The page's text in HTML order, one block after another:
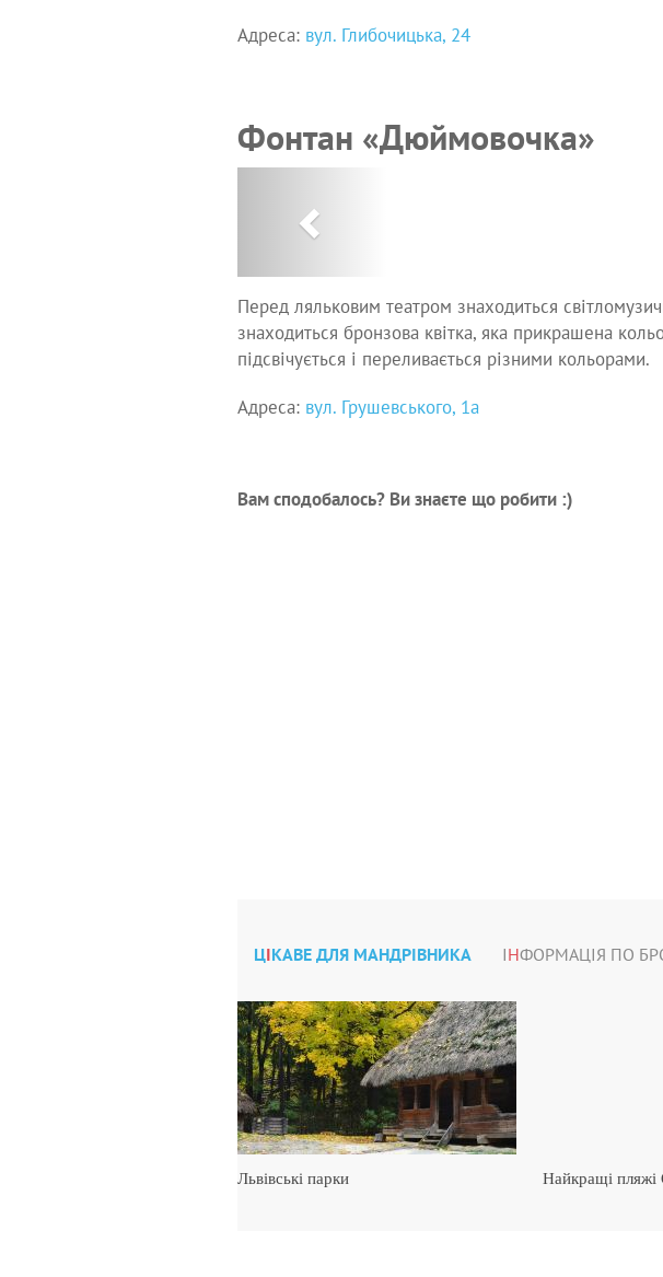
Адреса: вул. Глибочицька, 24
Фонтан «Дюймовочка»
Перед ляльковим театром знаходиться
знаходиться бронзова квітка, яка прикрашена
підсвічується і переливається різними кольорами.
Адреса: вул. Грушевського, 1а
Вам сподобалось? Ви знаєте що робити :)
ЦІКАВЕ ДЛЯ МАНДРІВНИКА ІНФОРМАЦІЯ ПО
Львівські парки Найкращі пляжі